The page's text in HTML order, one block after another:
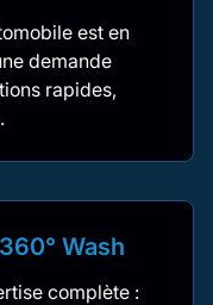
est en
demande
rapides,
Wash
complète :